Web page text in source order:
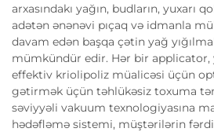
arxasındakı yağın, budların, yuxarı
adətən ənənəvi pıçaq və idmanla
davam edən başqa çətin yağ
mümkündür edir. Hər bir applicator,
effektiv kriolipoliz müalicəsi üçün
gətirmək üçün təhlükəsiz toxuma
səviyyəli vakuum texnologiyasına
hədəfləmə sistemi, müştərilərin